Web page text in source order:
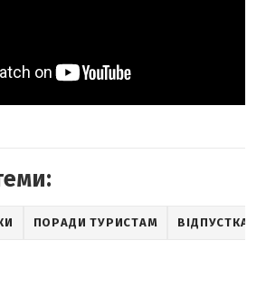
ПОРАДИ ТУРИСТАМ ВІДПУСТКА